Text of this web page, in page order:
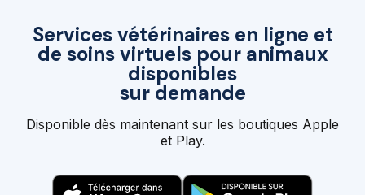
Services vétérinaires en ligne et
de soins virtuels pour animaux
disponibles
sur demande
Disponible dès maintenant sur les boutiques Apple
et Play.